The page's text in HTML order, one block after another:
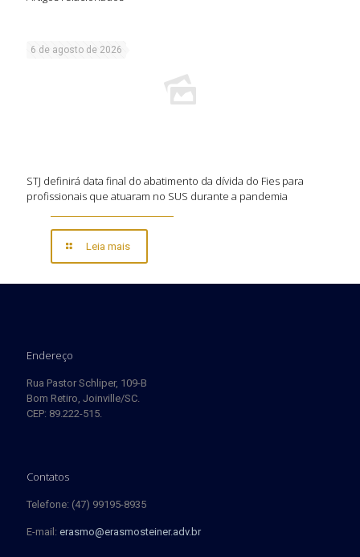
6 de agosto de 2026
STJ definirá data final do abatimento da dívida do Fies para
profissionais que atuaram no SUS durante a pandemia
Leia mais
Endereço
Rua Pastor Schliper, 109-B
Bom Retiro, Joinville/SC.
CEP: 89.222-515.
Contatos
Telefone: (47) 99195-8935
E-mail: erasmo@erasmosteiner.adv.br